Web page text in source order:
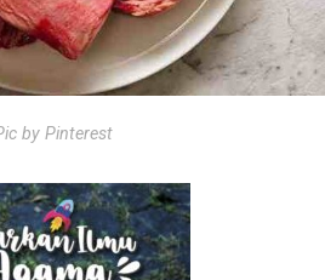
by Pinterest